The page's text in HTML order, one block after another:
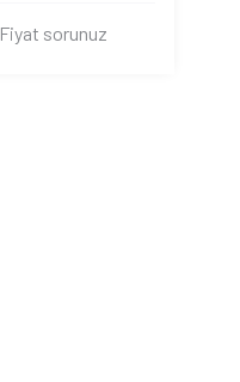
Fiyat sorunuz